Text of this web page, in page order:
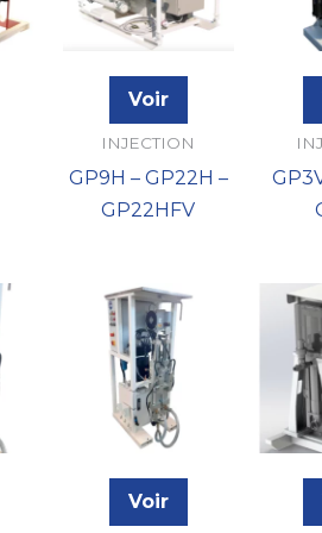
Voir
INJECTION
GP9H – GP22H –
GP22HFV
Voir